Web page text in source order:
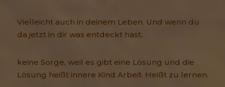
Vielleicht auch in deinem Leben. Und wenn du
da jetzt in dir was entdeckt hast,
keine Sorge, weil es gibt eine Lösung und die
Lösung heißt innere Kind Arbeit. Heißt zu lernen.